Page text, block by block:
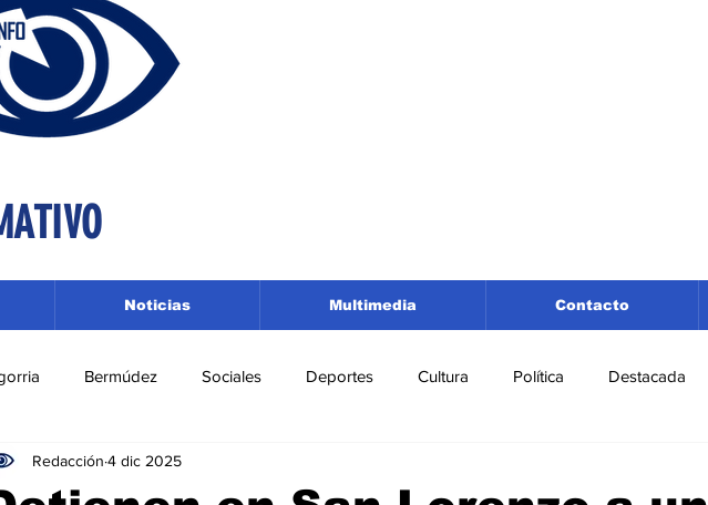
Noticias Multimedia Contacto
Bermúdez Sociales Deportes Cultura Política Destacada
Beltrán San Lorenzo
Redacción 4 dic 2025